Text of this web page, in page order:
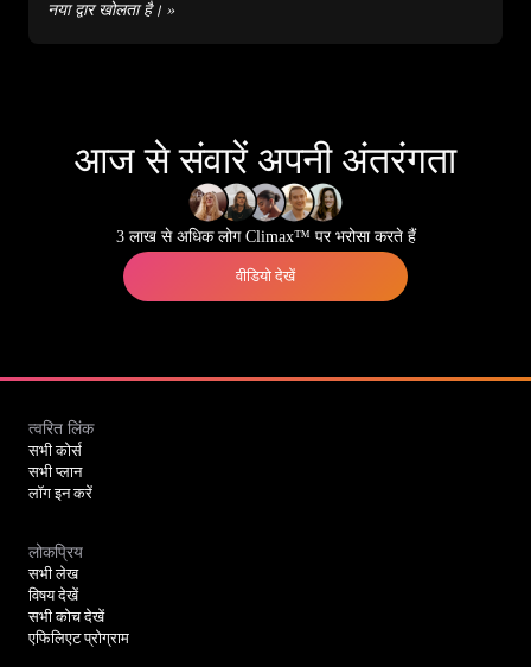
नया द्वार खोलता है। »
आज से संवारें अपनी अंतरंगता
3 लाख से अधिक लोग Climax™ पर भरोसा करते हैं
वीडियो देखें
त्वरित लिंक
सभी कोर्स
सभी प्लान
लॉग इन करें
लोकप्रिय
सभी लेख
विषय देखें
सभी कोच देखें
एफिलिएट प्रोग्राम